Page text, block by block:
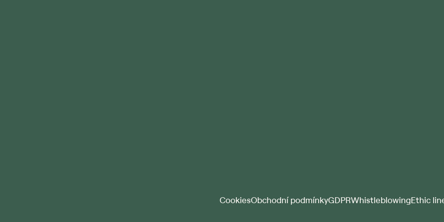
CookiesObchodní podmínkyGDPRWhistleblowingEthic